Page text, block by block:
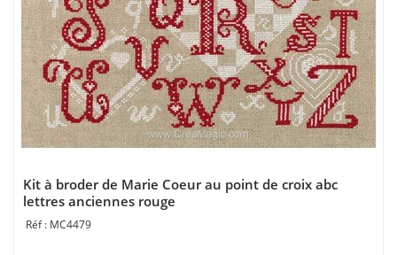
Kit à broder de Marie Coeur au point de croix abc
lettres anciennes rouge
MC4479